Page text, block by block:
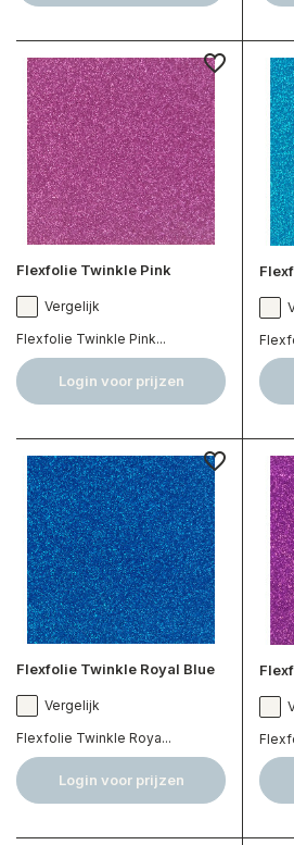
Flexfolie Twinkle Pink
Vergelijk
Flexfolie Twinkle Pink...
Login voor prijzen
Flexfolie Twinkle Royal Blue
Vergelijk
Flexfolie Twinkle Roya...
Login voor prijzen